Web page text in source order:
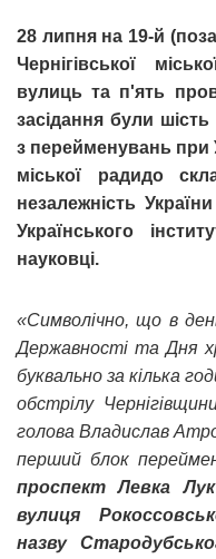
28 липня на 19-й
Чернігівської
вулиць та п'ять
засідання були
з перейменувань при
міської радидо
незалежність
Українського
науковці.
«Символічно, що в
Державності та Дня
буквально за кілька
обстрілу
голова Владислав
перший блок
проспект Левка
вулиця
назву